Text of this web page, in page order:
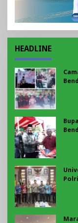
HEADLINE